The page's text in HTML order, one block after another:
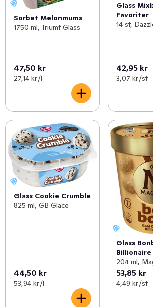
Sorbet Melonmums
1750 ml, Triumf Glass
47,50 kr
27,14 kr /l
Glass
Favoriter
14 st,
42,95 kr
3,07 kr /st
Glass Cookie Crumble
825 ml, GB Glace
44,50 kr
53,94 kr /l
Glass
Billionaire
204 ml,
53,85 kr
4,49 kr /st